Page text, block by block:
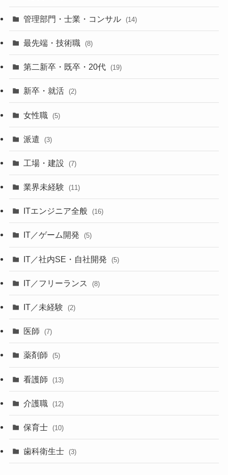
管理部門・士業・コンサル (14)
最先端・技術職 (8)
第二新卒・既卒・20代 (19)
新卒・就活 (2)
女性職 (5)
派遣 (3)
工場・建設 (7)
業界未経験 (11)
ITエンジニア全般 (16)
IT／ゲーム開発 (5)
IT／社内SE・自社開発 (5)
IT／フリーランス (8)
IT／未経験 (2)
医師 (7)
薬剤師 (5)
看護師 (13)
介護職 (12)
保育士 (10)
歯科衛生士 (3)